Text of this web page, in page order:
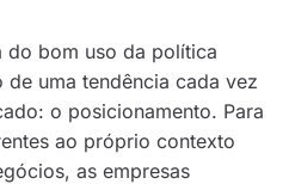
do bom uso da política
uma tendência cada vez
o posicionamento. Para
ao próprio contexto
as empresas